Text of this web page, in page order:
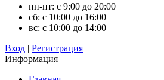
пн-пт: с 9:00 до 20:00
сб: с 10:00 до 16:00
вс: с 10:00 до 14:00
Вход | Регистрация
Информация